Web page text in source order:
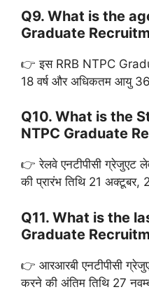
Q9. What is the
Graduate
👉 इस RRB NTPC
18 वर्ष और अधिकतम आयु 36
Q10. What is the
NTPC Graduate
👉 रेलवे एनटीपीसी ग्रेजुएट
की प्रारंभ तिथि 21 अक्टूबर,
Q11. What is the
Graduate
👉 आरआरबी एनटीपीसी
करने की अंतिम तिथि 27